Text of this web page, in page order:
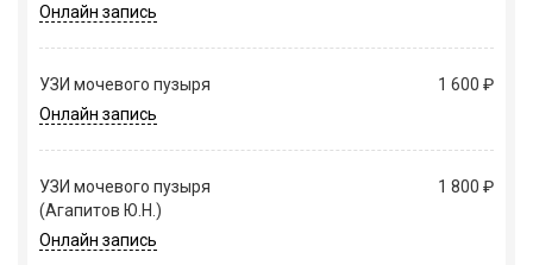
Онлайн запись
УЗИ мочевого пузыря
1 600 ₽
Онлайн запись
УЗИ мочевого пузыря
(Агапитов Ю.Н.)
1 800 ₽
Онлайн запись